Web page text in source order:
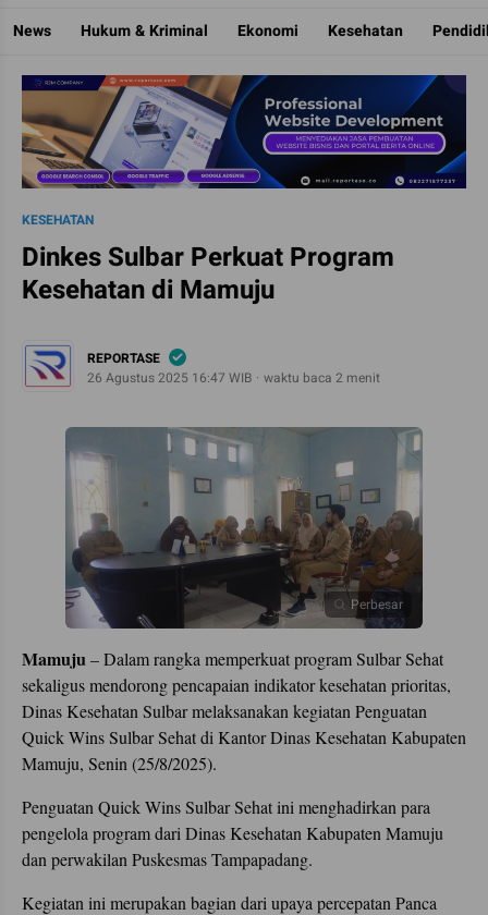
Reportase
Mengulas Fakta Di Balik Cerita
News Hukum & Kriminal Ekonomi Kesehatan
KESEHATAN
Dinkes Sulbar Perkuat Program
Kesehatan di Mamuju
REPORTASE
26 Agustus 2025 16:47 WIB
waktu baca 2 menit
Perbesar
Mamuju– Dalam rangka memperkuat program Sulbar Sehat
sekaligus mendorong pencapaian indikator kesehatan prioritas,
Dinas Kesehatan Sulbar melaksanakan kegiatan Penguatan
Quick Wins Sulbar Sehat di Kantor Dinas Kesehatan Kabupaten
Mamuju, Senin (25/8/2025).
Penguatan Quick Wins Sulbar Sehat ini menghadirkan para
pengelola program dari Dinas Kesehatan Kabupaten Mamuju
dan perwakilan Puskesmas Tampapadang.
Kegiatan ini merupakan bagian dari upaya percepatan Panca